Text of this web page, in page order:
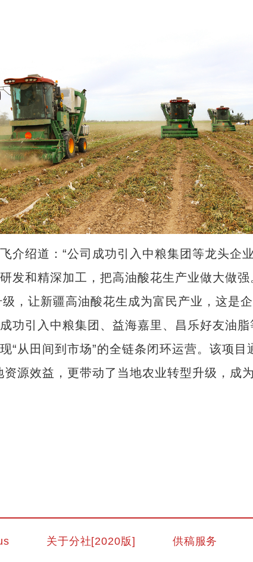
绍道：“公司成功引入中粮集团等龙头企
发和精深加工，把高油酸花生产业做大做强
，让新疆高油酸花生成为富民产业，这是
引入中粮集团、益海嘉里、昌乐好友油脂
“从田间到市场”的全链条闭环运营。该项目
资源效益，更带动了当地农业转型升级，成
关于分社[2020版] 供稿服务